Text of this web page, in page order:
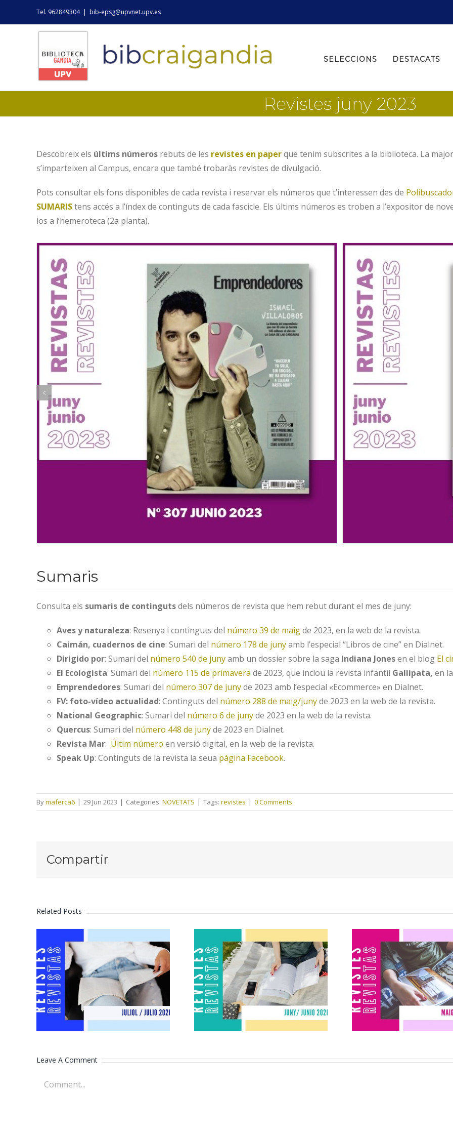
Tel. 962849304 | bib-epsg@upvnet.upv.es
Search
SELECCIONS DESTACATS
Revistes juny 2023
Descobreix els últims números rebuts de les revistes en paperque tenim subscrites a la biblioteca. La
s’imparteixen al Campus, encara que també trobaràs revistes de divulgació.
Pots consultar els fons disponibles de cada revista i reservar els números que t’interessen des de
SUMARIStens accés a l’índex de continguts de cada fascicle. Els últims números es troben a l’expositor de
los a l’hemeroteca (2a planta).
Sumaris
Consulta els sumaris de contingutsdels números de revista que hem rebut durant el mes de juny:
Aves y naturaleza: Resenya i continguts del número 39 de maigde 2023, en la web de la revista.
Caimán, cuadernos de cine: Sumari del número 178 de junyamb l’especial “Libros de cine” en Dialnet.
Dirigido por: Sumari del número 540 de junyamb un dossier sobre la saga Indiana Jonesen el blog El
El Ecologista: Sumari del número 115 de primavera de 2023, que inclou la revista infantil Gallipata, en
Emprendedores: Sumari del número 307 de junyde 2023 amb l’especial «Ecommerce» en Dialnet.
FV: foto-vídeo actualidad: Continguts del número 288 de maig/junyde 2023 en la web de la revista.
National Geographic: Sumari del número 6 de junyde 2023 en la web de la revista.
Quercus: Sumari del número 448 de junyde 2023 en Dialnet.
Revista Mar: Últim número en versió digital, en la web de la revista.
Speak Up: Continguts de la revista la seua pàgina Facebook.
Bymaferca6 | 29 Jun 2023 | Categories: NOVETATS | Tags: revistes | 0 Comments
Compartir
Related Posts
Revistes juliol
2026
Revistes juny
2026
Revistes
2026
Leave A Comment
Comment